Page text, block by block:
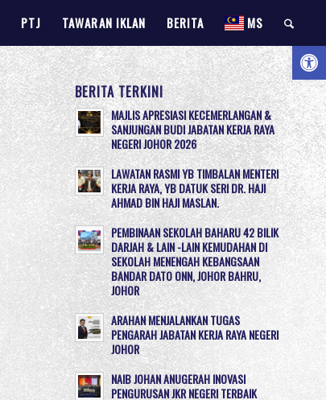
PTJ TAWARAN IKLAN BERITA MS
BERITA TERKINI
MAJLIS APRESIASI KECEMERLANGAN &
SANJUNGAN BUDI JABATAN KERJA RAYA
NEGERI JOHOR 2026
LAWATAN RASMI YB TIMBALAN MENTERI
KERJA RAYA, YB DATUK SERI DR. HAJI
AHMAD BIN HAJI MASLAN.
PEMBINAAN SEKOLAH BAHARU 42 BILIK
DARJAH & LAIN -LAIN KEMUDAHAN DI
SEKOLAH MENENGAH KEBANGSAAN
BANDAR DATO ONN, JOHOR BAHRU,
JOHOR
ARAHAN MENJALANKAN TUGAS
PENGARAH JABATAN KERJA RAYA NEGERI
JOHOR
NAIB JOHAN ANUGERAH INOVASI
PENGURUSAN JKR NEGERI TERBAIK